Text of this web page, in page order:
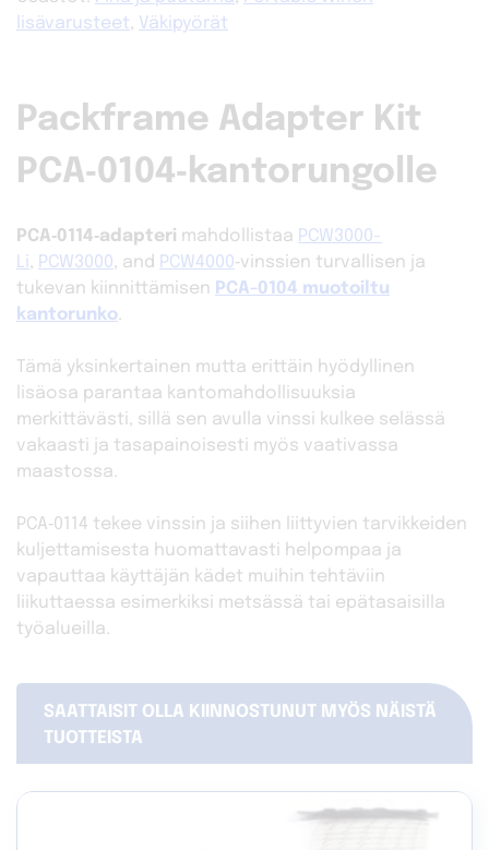
lisävarusteet, Väkipyörät
Packframe Adapter Kit
PCA‑0104‑kantorungolle
PCA‑0114‑adapteri mahdollistaa PCW3000-
Li, PCW3000, and PCW4000‑vinssien turvallisen ja
tukevan kiinnittämisen PCA-0104 muotoiltu
kantorunko.
Tämä yksinkertainen mutta erittäin hyödyllinen
lisäosa parantaa kantomahdollisuuksia
merkittävästi, sillä sen avulla vinssi kulkee selässä
vakaasti ja tasapainoisesti myös vaativassa
maastossa.
PCA‑0114 tekee vinssin ja siihen liittyvien tarvikkeiden
kuljettamisesta huomattavasti helpompaa ja
vapauttaa käyttäjän kädet muihin tehtäviin
liikuttaessa esimerkiksi metsässä tai epätasaisilla
työalueilla.
SAATTAISIT OLLA KIINNOSTUNUT MYÖS NÄISTÄ
TUOTTEISTA